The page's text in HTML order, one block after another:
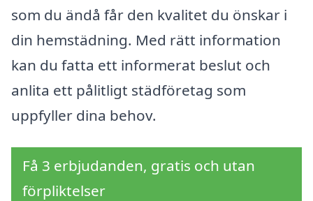
som du ändå får den kvalitet du önskar i
din hemstädning. Med rätt information
kan du fatta ett informerat beslut och
anlita ett pålitligt städföretag som
uppfyller dina behov.
Få 3 erbjudanden, gratis och utan
förpliktelser